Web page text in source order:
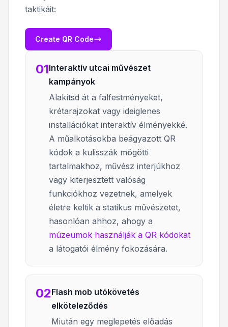
taktikáit:
Create QR Code
01Interaktív utcai művészet
kampányok
Alakítsd át a falfestményeket,
krétarajzokat vagy ideiglenes
installációkat interaktív élményekké.
A műalkotásokba beágyazott QR
kódok a kulisszák mögötti
tartalmakhoz, művész interjúkhoz
vagy kiterjesztett valóság
funkciókhoz vezetnek, amelyek
életre keltik a statikus művészetet,
hasonlóan ahhoz, ahogy a
múzeumok használják a QR kódokat
a látogatói élmény fokozására.
02Flash mob utókövetés
elköteleződés
Miután egy meglepetés előadás